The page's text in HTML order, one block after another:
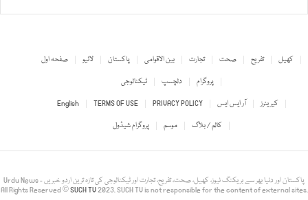
صفحہ اول لائیو پاکستان بین الاقوامی تجارت صحت تفریح
کھیل
ٹیکنالوجی
دلچسپ
پروگرام
English
TERMS OF USE PRIVACY POLICY آر ایس ایس
کیریئرز
پروگرام شیڈول
موسم کالم / بلاگ
Urdu News - پاکستان اور دنیا بھر سے بریکنگ نیوز، کھیل، صحت، تفریح، تجارت اور ٹیکنالوجی کی تازہ ترین اردو خبریں
All Rights Reserved ©SUCH TV2023. SUCH TV is not responsible for the content of external sites.